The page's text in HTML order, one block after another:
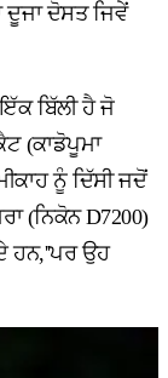
ਦੋਸਤ ਜਿਵੇਂ
ਬਿੱਲੀ ਹੈ ਜੋ
(ਕਾਡੋਪੂਮਾ
ਨੂੰ ਦਿੱਸੀ ਜਦੋਂ
(ਨਿਕੋਨ D7200)
ਹਨ,''ਪਰ ਉਹ